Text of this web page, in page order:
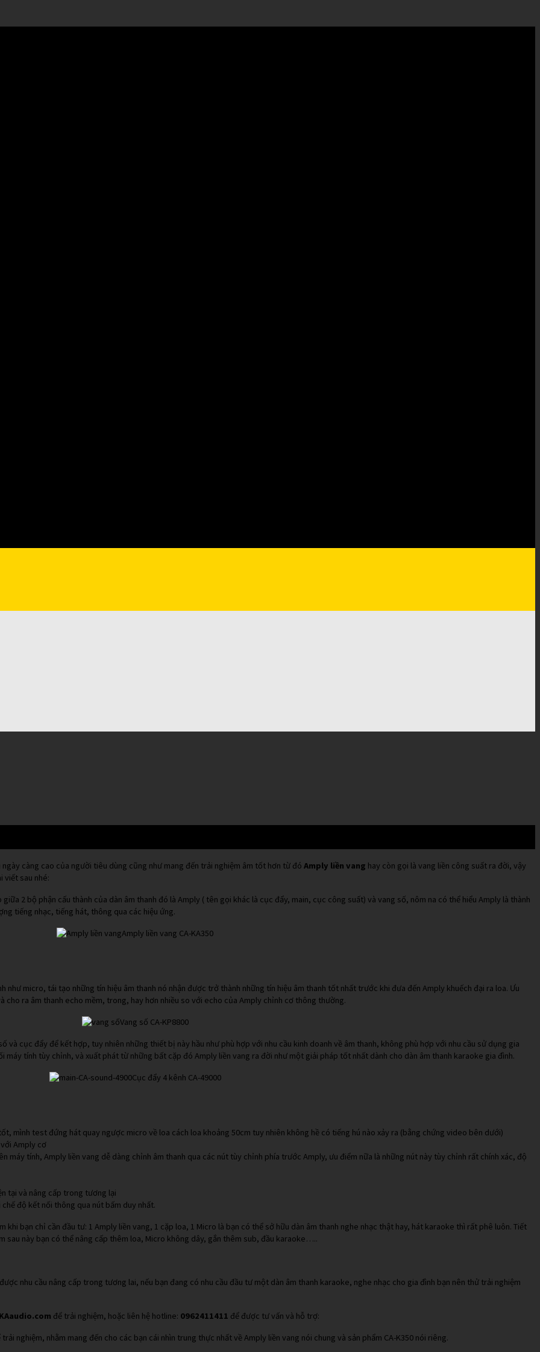
càng cao của người tiêu dùng cũng như mang đến trải nghiệm âm tốt hơn từ đó Amply liền vang hay còn gọi là vang liền công suất ra đời, vậy
viết sau nhé:
2 bộ phận cấu thành của dàn âm thanh đó là Amply ( tên gọi khác là cục đẩy, main, cục công suất) và vang số, nôm na có thể hiểu Amply là thành
tiếng nhạc, tiếng hát, thông qua các hiệu ứng.
Amply liền vang CA-KA350
như micro, tái tạo những tín hiệu âm thanh nó nhận được trở thành những tín hiệu âm thanh tốt nhất trước khi đưa đến Amply khuếch đại ra loa. Ưu
ra âm thanh echo mềm, trong, hay hơn nhiều so với echo của Amply chỉnh cơ thông thường.
Vang số CA-KP8800
cục đẩy để kết hợp, tuy nhiên những thiết bị này hầu như phù hợp với nhu cầu kinh doanh về âm thanh, không phù hợp với nhu cầu sử dụng gia
tính tùy chỉnh, và xuất phát từ những bất cặp đó Amply liền vang ra đời như một giải pháp tốt nhất dành cho dàn âm thanh karaoke gia đình.
Cục đẩy 4 kênh CA-49000
mình test đứng hát quay ngược micro về loa cách loa khoảng 50cm tuy nhiên không hề có tiếng hú nào xảy ra (bằng chứng video bên dưới)
Amply cơ
máy tính, Amply liền vang dễ dàng chỉnh âm thanh qua các nút tùy chỉnh phía trước Amply, ưu điểm nữa là những nút này tùy chỉnh rất chính xác, độ
tại và nâng cấp trong tương lại
độ kết nối thông qua nút bấm duy nhất.
bạn chỉ cần đầu tư: 1 Amply liền vang, 1 cặp loa, 1 Micro là bạn có thể sở hữu dàn âm thanh nghe nhạc thật hay, hát karaoke thì rất phê luôn. Tiết
sau này bạn có thể nâng cấp thêm loa, Micro không dây, gắn thêm sub, đầu karaoke…..
nhu cầu nâng cấp trong tương lai, nếu bạn đang có nhu cầu đầu tư một dàn âm thanh karaoke, nghe nhạc cho gia đình bạn nên thử trải nghiệm
để trải nghiệm, hoặc liên hệ hotline: 0962411411 để được tư vấn và hỗ trợ:
nghiệm, nhằm mang đến cho các bạn cái nhìn trung thực nhất về Amply liền vang nói chung và sản phẩm CA-K350 nói riêng.